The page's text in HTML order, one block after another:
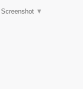
Screenshot ▼